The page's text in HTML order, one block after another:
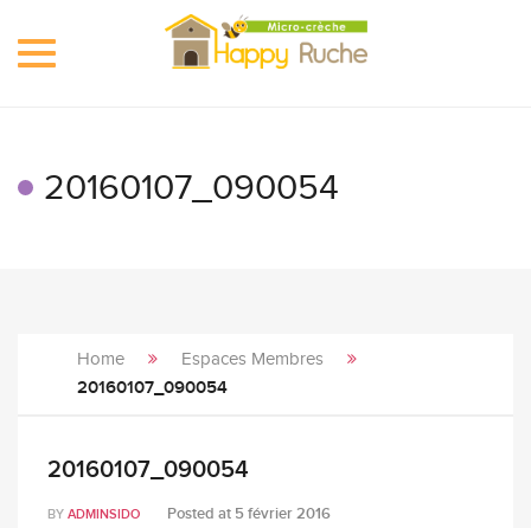
Toggle
20160107_090054
Home Espaces Membres
20160107_090054
20160107_090054
BY ADMINSIDO Posted at 5 février 2016